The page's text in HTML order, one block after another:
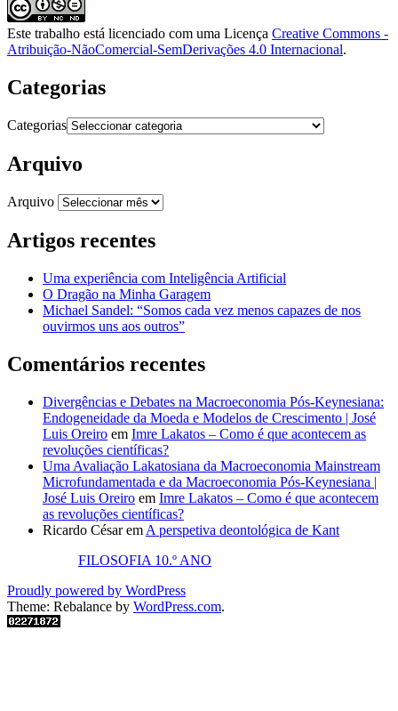
Este trabalho está licenciado com uma Licença Creative Commons -
Atribuição-NãoComercial-SemDerivações 4.0 Internacional.
Categorias
Categorias
Arquivo
Arquivo
Artigos recentes
Uma experiência com Inteligência Artificial
O Dragão na Minha Garagem
Michael Sandel: “Somos cada vez menos capazes de nos
ouvirmos uns aos outros”
Comentários recentes
Divergências e Debates na Macroeconomia Pós-Keynesiana:
Endogeneidade da Moeda e Modelos de Crescimento | José
Luis Oreiro em Imre Lakatos – Como é que acontecem as
revoluções científicas?
Uma Avaliação Lakatosiana da Macroeconomia Mainstream
Microfundamentada e da Macroeconomia Pós-Keynesiana |
José Luis Oreiro em Imre Lakatos – Como é que acontecem
as revoluções científicas?
Ricardo Césarem A perspetiva deontológica de Kant
FILOSOFIA 10.º ANO
Proudly powered by WordPress
Theme: Rebalance by WordPress.com.